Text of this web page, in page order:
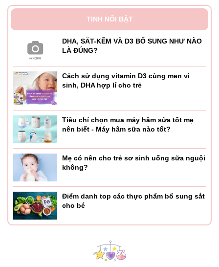
TINH NỔI BẬT
DHA, SẮT-KẼM VÀ D3 BỔ SUNG NHƯ NÀO
LÀ ĐÚNG?
Cách sử dụng vitamin D3 cùng men vi
sinh, DHA hợp lí cho trẻ
Tiêu chí chọn mua máy hâm sữa tốt mẹ
nên biết - Máy hâm sữa nào tốt?
Mẹ có nên cho trẻ sơ sinh uống sữa nguội
không?
Điểm danh top các thực phẩm bổ sung sắt
cho bé